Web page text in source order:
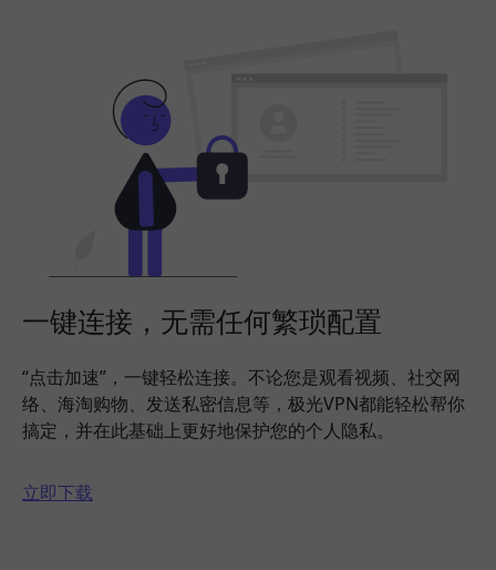
一键连接，无需任何繁琐配置
“点击加速”，一键轻松连接。不论您是观看视频、社交网
络、海淘购物、发送私密信息等，极光VPN都能轻松帮你
搞定，并在此基础上更好地保护您的个人隐私。
立即下载